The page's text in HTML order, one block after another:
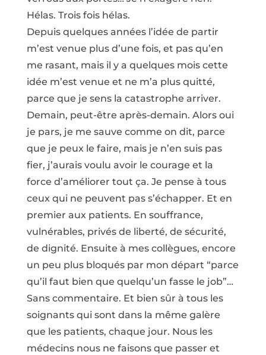
Hélas. Trois fois hélas.
Depuis quelques années l’idée de partir
m’est venue plus d’une fois, et pas qu’en
me rasant, mais il y a quelques mois cette
idée m’est venue et ne m’a plus quitté,
parce que je sens la catastrophe arriver.
Demain, peut-être après-demain. Alors oui
je pars, je me sauve comme on dit, parce
que je peux le faire, mais je n’en suis pas
fier, j’aurais voulu avoir le courage et la
force d’améliorer tout ça. Je pense à tous
ceux qui ne peuvent pas s’échapper. Et en
premier aux patients. En souffrance,
vulnérables, privés de liberté, de sécurité,
de dignité. Ensuite à mes collègues, encore
un peu plus bloqués par mon départ “parce
qu’il faut bien que quelqu’un fasse le job”…
Sans commentaire. Et bien sûr à tous les
soignants qui sont dans la même galère
que les patients, chaque jour. Nous les
médecins nous ne faisons que passer et